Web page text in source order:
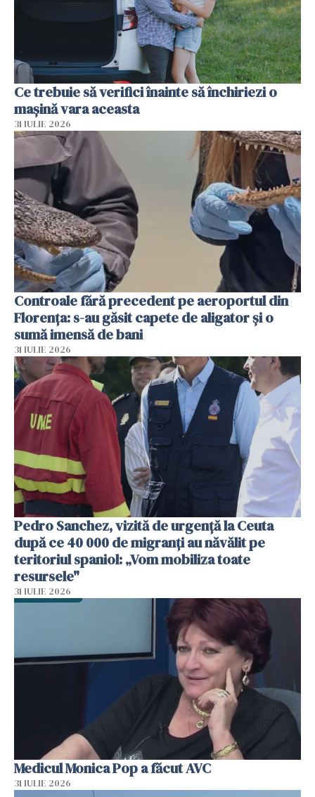
Ce trebuie să verifici înainte să închiriezi o
mașină vara aceasta
31 IULIE 2026
Controale fără precedent pe aeroportul din
Florența: s-au găsit capete de aligator și o
sumă imensă de bani
31 IULIE 2026
Pedro Sanchez, vizită de urgență la Ceuta
după ce 40 000 de migranți au năvălit pe
teritoriul spaniol: „Vom mobiliza toate
resursele"
31 IULIE 2026
Medicul Monica Pop a făcut AVC
31 IULIE 2026